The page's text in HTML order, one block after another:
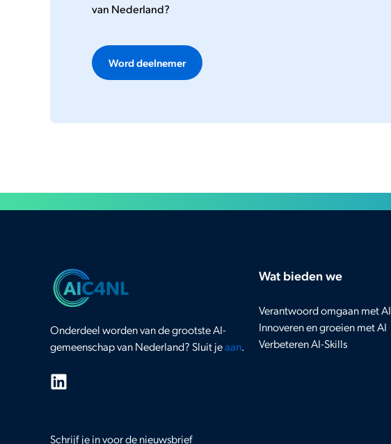
van Nederland?
Word deelnemer
Onderdeel worden van de grootste AI-
gemeenschap van Nederland? Sluit jeaan.
Wat bieden we
Verantwoord omgaan met AI
Innoveren en groeien met AI
Verbeteren AI-Skills
Schrijf je in voor de nieuwsbrief